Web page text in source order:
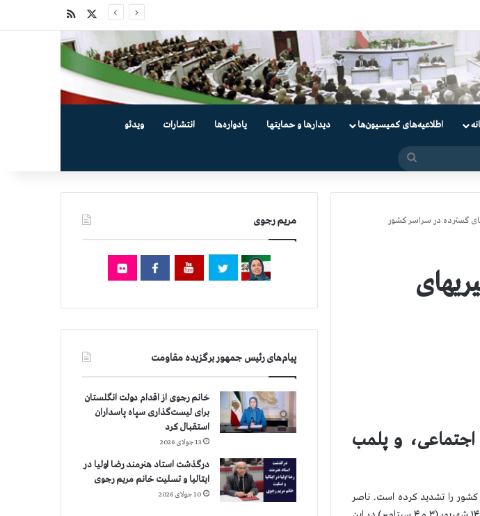
اطلاعیه‌های کمیسیون‌‌ها دیدارها و حمایتها یادواره‌ها انتشارات ویدئو
گسترده در سراسر کشور
مدیر شبکه های اجتماعی، و پلمب
را تشدید كرده است. ناصر
مریم رجوی
پیام‌های رئیس جمهور برگزیده مقاومت
خانم رجوی از اقدام دولت انگلستان
برای لیست‌گذاری سپاه پاسداران
استقبال کرد
13 جولای 2026
درگذشت استاد هنرمند رضا اولیا در
ایتالیا و تسلیت خانم مریم رجوی
10 جولای 2026